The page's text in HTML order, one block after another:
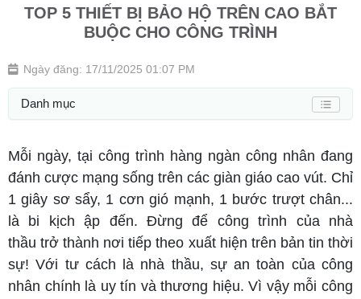
TOP 5 THIẾT BỊ BẢO HỘ TRÊN CAO BẮT
BUỘC CHO CÔNG TRÌNH
Ngày đăng: 17/11/2025 01:07 PM
Danh mục
Mỗi ngày, tại công trình hàng ngàn công nhân đang
đánh cược mạng sống trên các giàn giáo cao vút. Chỉ
1 giây sơ sẩy, 1 cơn gió mạnh, 1 bước trượt chân...
là bi kịch ập đến. Đừng để công trình của nhà
thầu trở thành nơi tiếp theo xuất hiện trên bản tin thời
sự! Với tư cách là nhà thầu, sự an toàn của công
nhân chính là uy tín và thương hiệu. Vì vậy mỗi công